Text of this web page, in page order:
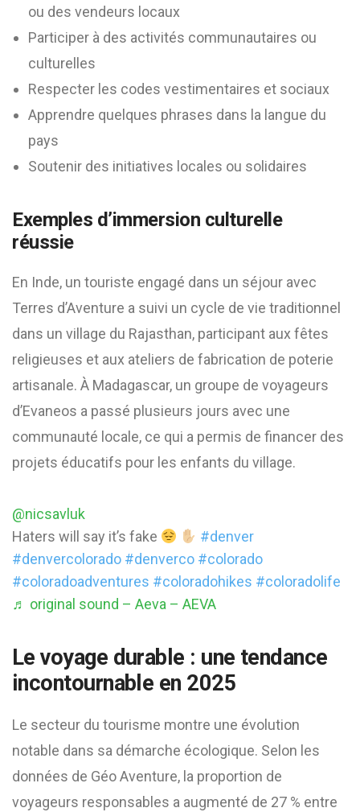
ou des vendeurs locaux
Participer à des activités communautaires ou
culturelles
Respecter les codes vestimentaires et sociaux
Apprendre quelques phrases dans la langue du
pays
Soutenir des initiatives locales ou solidaires
Exemples d’immersion culturelle
réussie
En Inde, un touriste engagé dans un séjour avec
Terres d’Aventure a suivi un cycle de vie traditionnel
dans un village du Rajasthan, participant aux fêtes
religieuses et aux ateliers de fabrication de poterie
artisanale. À Madagascar, un groupe de voyageurs
d’Evaneos a passé plusieurs jours avec une
communauté locale, ce qui a permis de financer des
projets éducatifs pour les enfants du village.
@nicsavluk
Haters will say it’s fake
#denver
#denvercolorado #denverco #colorado
#coloradoadventures #coloradohikes #coloradolife
♬ original sound – Aeva – AEVA
Le voyage durable : une tendance
incontournable en 2025
Le secteur du tourisme montre une évolution
notable dans sa démarche écologique. Selon les
données de Géo Aventure, la proportion de
voyageurs responsables a augmenté de 27 % entre